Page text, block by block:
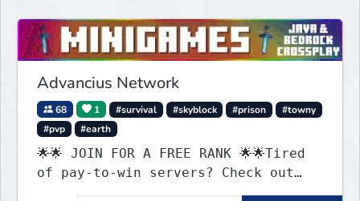
Advancius Network
68 1 #survival #skyblock #prison
#towny
#pvp
#earth
🌟🌟 JOIN FOR A FREE RANK 🌟🌟Tired
of pay-to-win servers? Check out
our 100+ FREE ranks on our 20+